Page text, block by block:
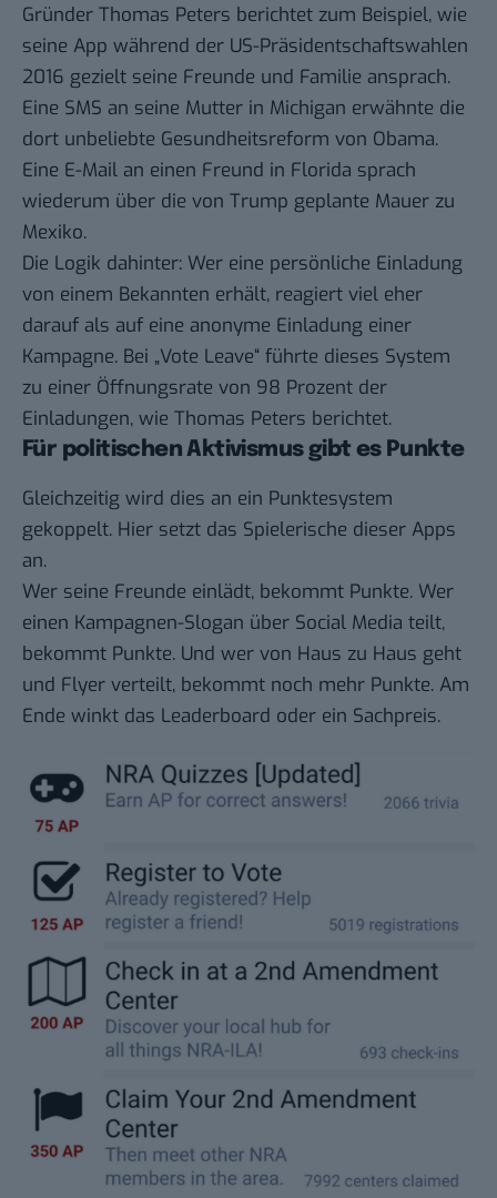
Gründer Thomas Peters berichtet zum Beispiel, wie
seine App während der US-Präsidentschaftswahlen
2016 gezielt seine Freunde und Familie ansprach.
Eine SMS an seine Mutter in Michigan erwähnte die
dort unbeliebte Gesundheitsreform von Obama.
Eine E-Mail an einen Freund in Florida sprach
wiederum über die von Trump geplante Mauer zu
Mexiko.
Die Logik dahinter: Wer eine persönliche Einladung
von einem Bekannten erhält, reagiert viel eher
darauf als auf eine anonyme Einladung einer
Kampagne. Bei „Vote Leave“ führte dieses System
zu einer Öffnungsrate von 98 Prozent der
Einladungen, wie Thomas Peters berichtet.
Für politischen Aktivismus gibt es Punkte
Gleichzeitig wird dies an ein Punktesystem
gekoppelt. Hier setzt das Spielerische dieser Apps
an.
Wer seine Freunde einlädt, bekommt Punkte. Wer
einen Kampagnen-Slogan über Social Media teilt,
bekommt Punkte. Und wer von Haus zu Haus geht
und Flyer verteilt, bekommt noch mehr Punkte. Am
Ende winkt das Leaderboard oder ein Sachpreis.